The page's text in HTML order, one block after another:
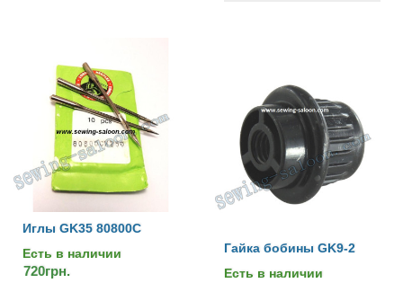
Иглы GK35 80800C
Есть в наличии
720грн.
Гайка бобины GK9-2
Есть в наличии